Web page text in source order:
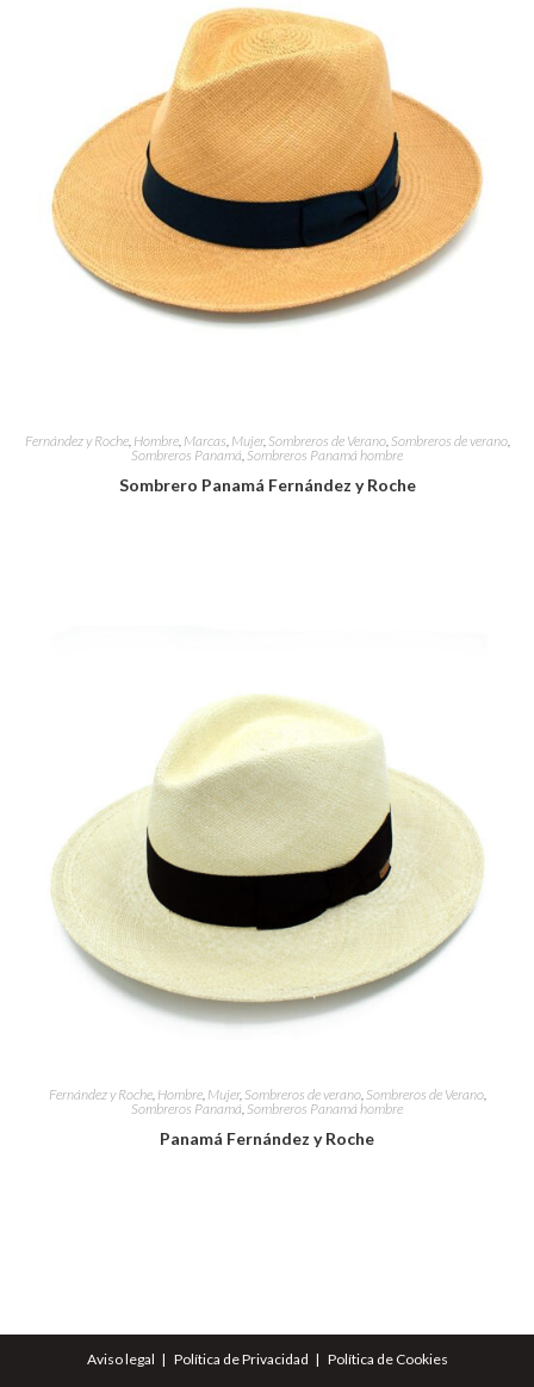
Fernández y Roche, Hombre, Marcas Mujer, Sombreros de Verano, Sombreros de verano,
Sombreros Panamá Sombreros Panamá hombre
Sombrero Panamá Fernández y Roche
Fernández y Roche, Hombre, Mujer, Sombreros de verano, Sombreros de Verano,
Sombreros Panamá Sombreros Panamá hombre
Panamá Fernández y Roche
Aviso legal Política de Privacidad Política de Cookies